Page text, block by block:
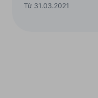
Từ 31.03.2021